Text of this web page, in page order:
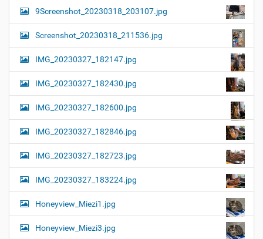
9Screenshot_20230318_203107.jpg
Screenshot_20230318_211536.jpg
IMG_20230327_182147.jpg
IMG_20230327_182430.jpg
IMG_20230327_182600.jpg
IMG_20230327_182846.jpg
IMG_20230327_182723.jpg
IMG_20230327_183224.jpg
Honeyview_Miezi1.jpg
Honeyview_Miezi3.jpg